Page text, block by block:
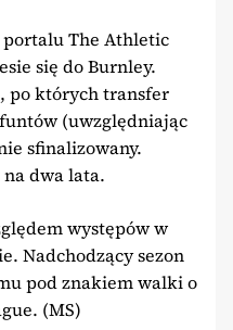
portalu The Athletic
się do Burnley.
po których transfer
(uwzględniając
sfinalizowany.
dwa lata.
występów w
Nadchodzący sezon
pod znakiem walki o
(MS)